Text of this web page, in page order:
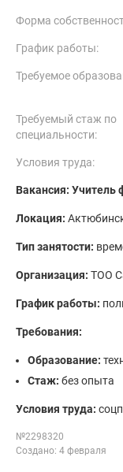
Форма
График работы:
Требуемое
Требуемый стаж по
специальности:
Условия труда:
Вакансия: Учитель
Локация:
Тип занятости:
Организация: ТОО
График работы:
Требования:
Образование:
Стаж: без опыта
Условия труда:
№2298320
Создано: 4 февраля